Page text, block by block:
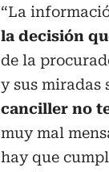
“La
la decisión
de la
y sus miradas
canciller no
muy mal
hay que